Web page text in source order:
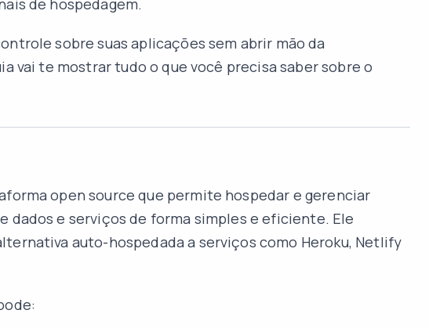
de hospedagem.
sobre suas aplicações sem abrir mão da
vai te mostrar tudo o que você precisa saber sobre o
open source que permite hospedar e gerenciar
dados e serviços de forma simples e eficiente. Ele
auto-hospedada a serviços como Heroku, Netlify